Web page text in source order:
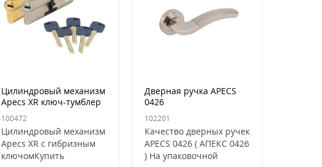
Цилиндровый механизм
Apecs XR ключ-тумблер
(хром)
100472
Цилиндровый механизм
Apecs XR с гибризным
ключомКупить
Дверная ручка APECS
0426
102201
Качество дверных ручек
APECS 0426 ( АПЕКС 0426
) На упаковочной